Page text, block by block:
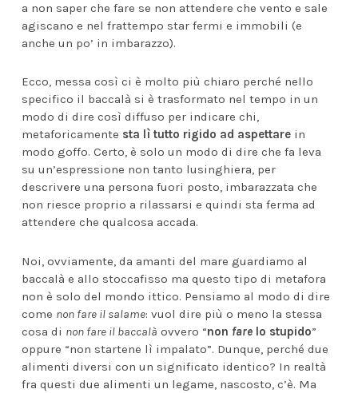
a non saper che fare se non attendere che vento e sale
agiscano e nel frattempo star fermi e immobili (e
anche un po’ in imbarazzo).
Ecco, messa così ci è molto più chiaro perché nello
specifico il baccalà si è trasformato nel tempo in un
modo di dire così diffuso per indicare chi,
metaforicamente sta lì tutto rigido ad aspettare in
modo goffo. Certo, è solo un modo di dire che fa leva
su un’espressione non tanto lusinghiera, per
descrivere una persona fuori posto, imbarazzata che
non riesce proprio a rilassarsi e quindi sta ferma ad
attendere che qualcosa accada.
Noi, ovviamente, da amanti del mare guardiamo al
baccalà e allo stoccafisso ma questo tipo di metafora
non è solo del mondo ittico. Pensiamo al modo di dire
come non fare il salame: vuol dire più o meno la stessa
cosa di non fare il baccalà ovvero “non fare lo stupido”
oppure “non startene lì impalato”. Dunque, perché due
alimenti diversi con un significato identico? In realtà
fra questi due alimenti un legame, nascosto, c’è. Ma